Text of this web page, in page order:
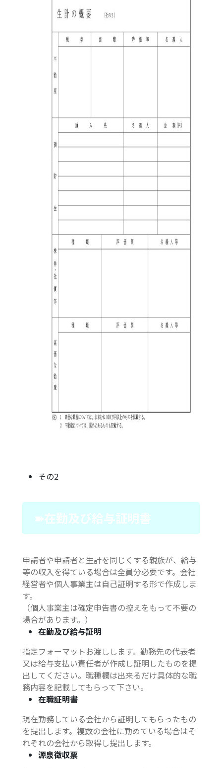
その2
➽在勤及び給与証明書
申請者や申請者と生計を同じくする親族が、給与
等の収入を得ている場合は全員分必要です。会社
経営者や個人事業主は自己証明する形で作成しま
す。
（個人事業主は確定申告書の控えをもって不要の
場合があります。）
在勤及び給与証明
指定フォーマットお渡しします。勤務先の代表者
又は給与支払い責任者が作成し証明したものを提
出してください。職種欄は出来るだけ具体的な職
務内容を記載してもらって下さい。
在職証明書
現在勤務している会社から証明してもらったもの
を提出します。複数の会社に勤めている場合はそ
れぞれの会社から取得し提出します。
源泉徴収票